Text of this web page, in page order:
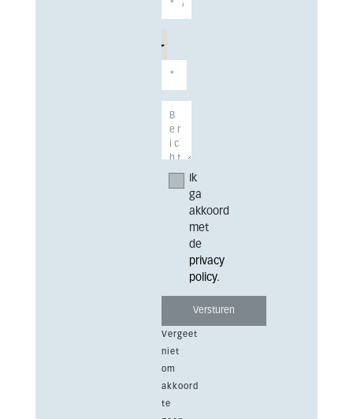
Ik
ga
akkoord
met
de
privacy
policy.
Vergeet
niet
om
akkoord
te